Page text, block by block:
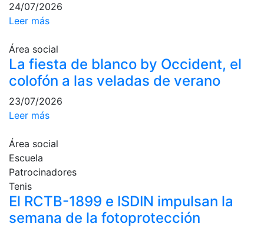
Leyendas
Jugadores
Competiciones
Campeonato
Social de Tenis
Cuadros de
Juego
Cuadro de
Honor
Histórico del
24/07/2026
Leer más
Área social
La fiesta de blanco by Occident, el
colofón a las veladas de verano
23/07/2026
Leer más
Área social
Escuela
Patrocinadores
Tenis
El RCTB-1899 e ISDIN impulsan la
semana de la fotoprotección